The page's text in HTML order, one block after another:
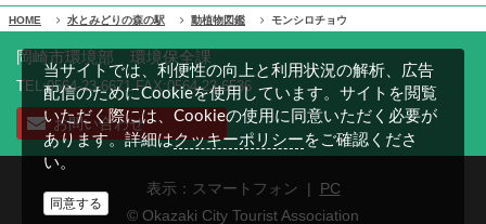
HOME 水とみどりの森の駅 動植物図鑑 モンシロチョウ
岡崎市環境部 環境保全課
TEL:0564-23-6671 FAX:0564-23-6536
お問い合わせ
表示：スマートフォン | PC
© Okazaki City Tourist Association
当サイトでは、利便性の向上と利用状況の解析、広告
配信のためにCookieを使用しています。サイトを閲覧
いただく際には、Cookieの使用に同意いただく必要が
あります。詳細はクッキーポリシー をご確認くださ
い。
同意する